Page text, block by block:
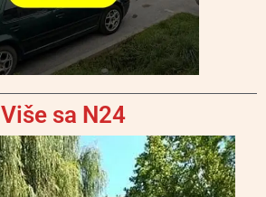
Više sa N24